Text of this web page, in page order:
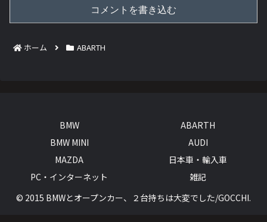
コメントを書き込む
ホーム ABARTH
BMW
ABARTH
BMW MINI
AUDI
MAZDA
日本車・輸入車
PC・インターネット
雑記
© 2015 BMWとオープンカー、２台持ちは大変でした/GOCCHI.